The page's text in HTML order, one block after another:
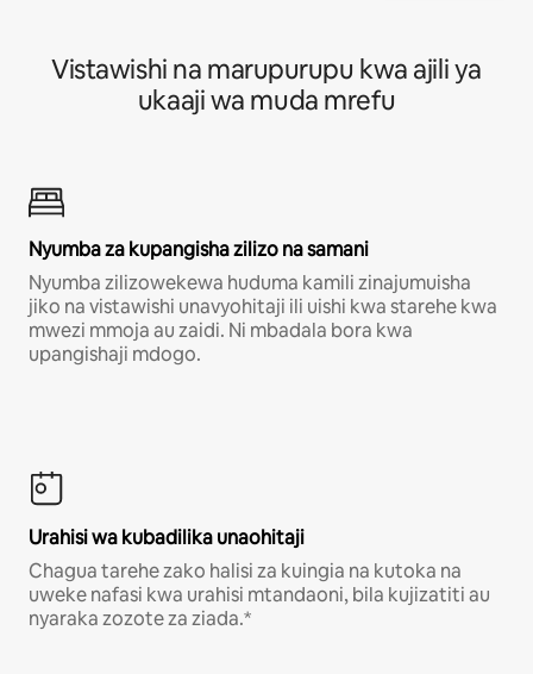
Vistawishi na marupurupu kwa ajili ya
ukaaji wa muda mrefu
Nyumba za kupangisha zilizo na samani
Nyumba zilizowekewa huduma kamili zinajumuisha
jiko na vistawishi unavyohitaji ili uishi kwa starehe kwa
mwezi mmoja au zaidi. Ni mbadala bora kwa
upangishaji mdogo.
Urahisi wa kubadilika unaohitaji
Chagua tarehe zako halisi za kuingia na kutoka na
uweke nafasi kwa urahisi mtandaoni, bila kujizatiti au
nyaraka zozote za ziada.*